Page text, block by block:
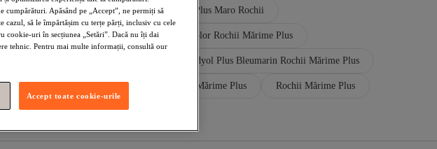
Maro Rochii Mărime Plus Trendyol Plus Maro Rochii
Rochii De Plajă Trendyol Plus Multicolor Rochii Mărime Plus
Trendyol Plus Bleumarin Rochii Mărime Plus
Rochii Mărime Plus Femei Rochii Mărime Plus Rochii Mărime Plus
cumpărături. Apăsând pe „Accept”, ne permiți să
cazul, să le împărtășim cu terțe părți, inclusiv cu cele
uri în secțiunea „Setări”. Dacă nu îți dai
tehnic. Pentru mai multe informații, consultă our
Accept toate cookie-urile